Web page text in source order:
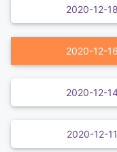
2020-12-
2020-12-
2020-12-
2020-12-